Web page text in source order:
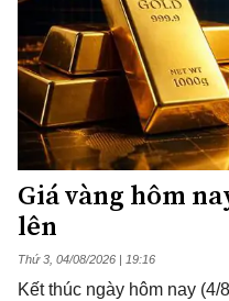
Giá vàng hôm
lên
Thứ 3, 04/08/2026 | 19:16
Kết thúc ngày hôm nay